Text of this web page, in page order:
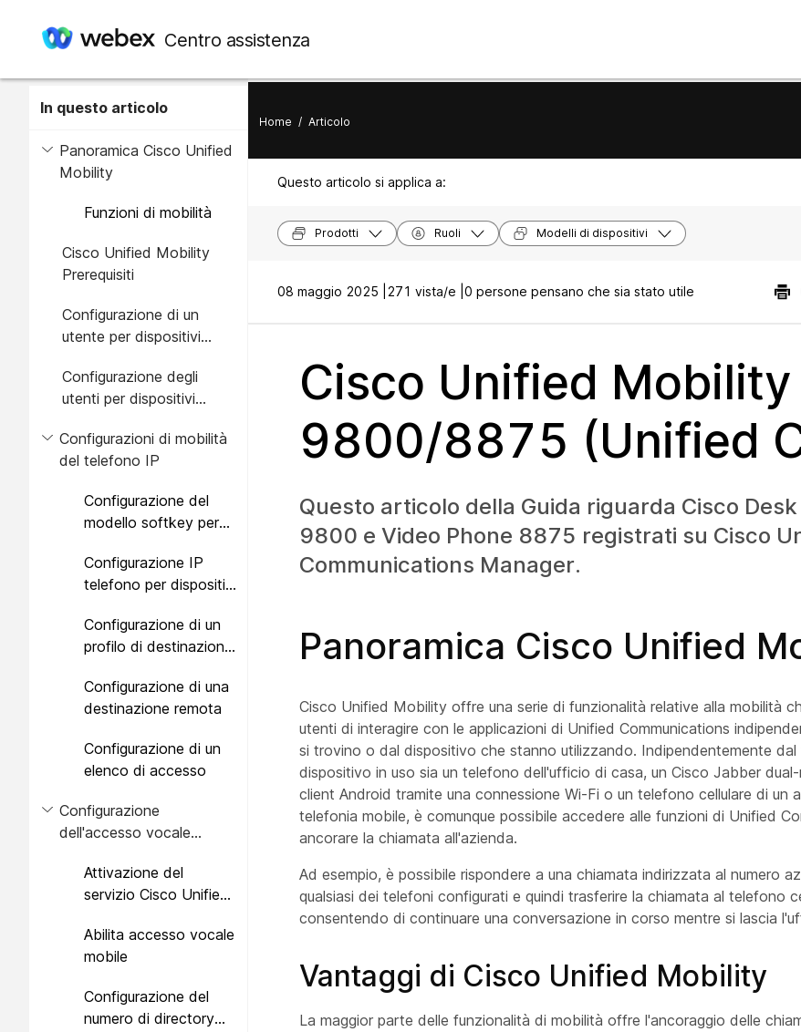
Centro assistenza
In questo articolo
Panoramica Cisco Unified
Mobility
Funzioni di mobilità
Cisco Unified Mobility
Prerequisiti
Configurazione di un
utente per dispositivi
Configurazione degli
utenti per dispositivi
l'amministrazione in
blocco
Configurazioni di mobilità
del telefono IP
Configurazione del
modello softkey per
Configurazione IP
telefono per dispositivi
Configurazione di un
profilo di destinazione
Configurazione di una
destinazione remota
Configurazione di un
elenco di accesso
Configurazione
dell'accesso vocale
Attivazione del
servizio Cisco Unified
Abilita accesso vocale
mobile
Configurazione del
numero di directory
Home / Articolo
Questo articolo si applica a:
Prodotti Ruoli Modelli di dispositivi
08 maggio 2025 | 271 vista/e | 0 persone pensano che sia stato utile
Cisco Unified Mobility
9800/8875 (Unified
Questo articolo della Guida riguarda Cisco
9800 e Video Phone 8875 registrati su Cisco
Communications Manager.
Panoramica Cisco Unified
Cisco Unified Mobility offre una serie di funzionalità relative alla mobilità
utenti di interagire con le applicazioni di Unified Communications
si trovino o dal dispositivo che stanno utilizzando. Indipendentemente
dispositivo in uso sia un telefono dell'ufficio di casa, un Cisco Jabber
client Android tramite una connessione Wi-Fi o un telefono cellulare di un
telefonia mobile, è comunque possibile accedere alle funzioni di Unified
ancorare la chiamata all'azienda.
Ad esempio, è possibile rispondere a una chiamata indirizzata al numero
qualsiasi dei telefoni configurati e quindi trasferire la chiamata al telefono
consentendo di continuare una conversazione in corso mentre si lascia
Vantaggi di Cisco Unified Mobility
La maggior parte delle funzionalità di mobilità offre l'ancoraggio delle